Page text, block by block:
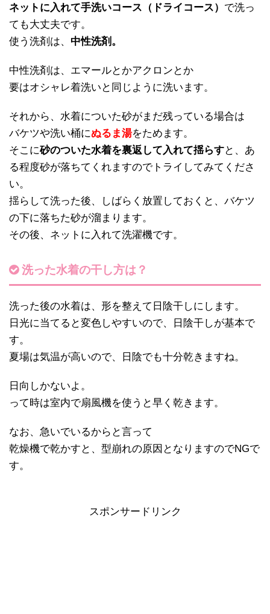
ネットに入れて手洗いコース（ドライコース） で洗っ
ても大丈夫です。
使う洗剤は、 中性洗剤。
中性洗剤は、エマールとかアクロンとか
要はオシャレ着洗いと同じように洗います。
それから、水着についた砂がまだ残っている場合は
バケツや洗い桶にぬるま湯をためます。
そこに砂のついた水着を裏返して入れて揺らすと、あ
る程度砂が落ちてくれますのでトライしてみてくださ
い。
揺らして洗った後、しばらく放置しておくと、バケツ
の下に落ちた砂が溜まります。
その後、ネットに入れて洗濯機です。
洗った水着の干し方は？
洗った後の水着は、形を整えて日陰干しにします。
日光に当てると変色しやすいので、日陰干しが基本で
す。
夏場は気温が高いので、日陰でも十分乾きますね。
日向しかないよ。
って時は室内で扇風機を使うと早く乾きます。
なお、急いでいるからと言って
乾燥機で乾かすと、型崩れの原因となりますのでNGで
す。
スポンサードリンク